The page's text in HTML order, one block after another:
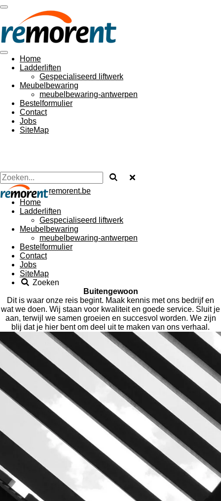
Ga
direct
naar
de
hoofdinhoud
Home
Ladderliften
Gespecialiseerd liftwerk
Meubelbewaring
meubelbewaring-antwerpen
Bestelformulier
Contact
Jobs
SiteMap
remorent.be
Home
Ladderliften
Gespecialiseerd liftwerk
Meubelbewaring
meubelbewaring-antwerpen
Bestelformulier
Contact
Jobs
SiteMap
Zoeken
Buitengewoon
Dit is waar onze reis begint. Maak kennis met ons bedrijf en
wat we doen. Wij staan voor kwaliteit en goede service. Sluit je
aan, terwijl we samen groeien en succesvol worden. We zijn
blij dat je hier bent om deel uit te maken van ons verhaal.